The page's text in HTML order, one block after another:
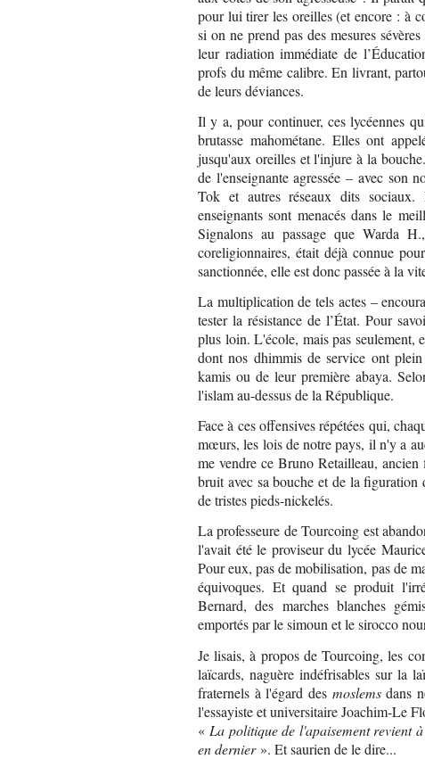
pour lui tirer les oreilles (et encore : à
si on ne prend pas des mesures
leur radiation immédiate de
profs du même calibre. En livrant,
de leurs déviances.
Il y a, pour continuer, ces lycéennes
brutasse mahométane. Elles ont
jusqu'aux oreilles et l'injure à la
de l'enseignante agressée – avec son
Tok et autres réseaux dits sociaux.
enseignants sont menacés dans le
Signalons au passage que Warda
coreligionnaires, était déjà connue
sanctionnée, elle est donc passée à la
La multiplication de tels actes –
tester la résistance de l’État. Pour
plus loin. L'école, mais pas
dont nos dhimmis de service ont
kamis ou de leur première abaya.
l'islam au-dessus de la République.
Face à ces offensives répétées qui,
mœurs, les lois de notre pays, il n'y a
me vendre ce Bruno Retailleau,
bruit avec sa bouche et de la
de tristes pieds-nickelés.
La professeure de Tourcoing est
l'avait été le proviseur du lycée
Pour eux, pas de mobilisation, pas de
équivoques. Et quand se produit
Bernard, des marches blanches
emportés par le simoun et le sirocco
Je lisais, à propos de Tourcoing, les
laïcards, naguère indéfrisables sur la
fraternels à l'égard des moslemsdans
l'essayiste et universitaire Joachim-Le
« La politique de l'apaisement revient
en dernier». Et saurien de le dire...